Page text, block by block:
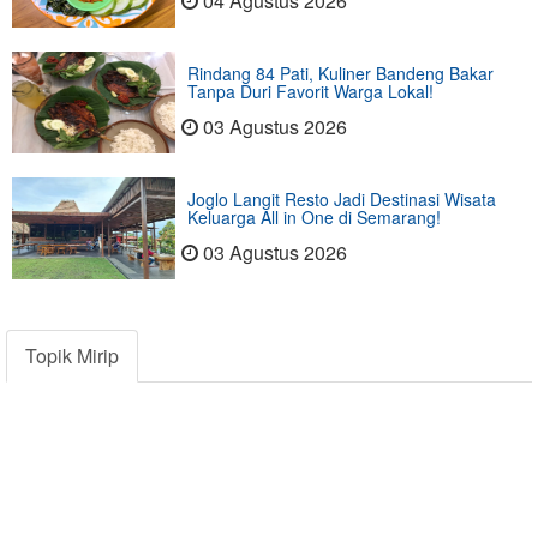
Rindang 84 Pati, Kuliner Bandeng Bakar
Tanpa Duri Favorit Warga Lokal!
03 Agustus 2026
Joglo Langit Resto Jadi Destinasi Wisata
Keluarga All in One di Semarang!
03 Agustus 2026
Topik Mirip